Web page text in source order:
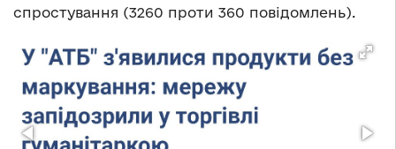
спростування (3260 проти 360 повідомлень).